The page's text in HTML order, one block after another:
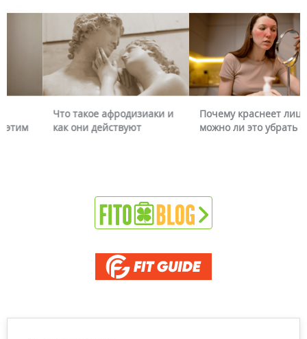
польза и вред
Растяжки при
беременности: как с этим
Что такое
как они